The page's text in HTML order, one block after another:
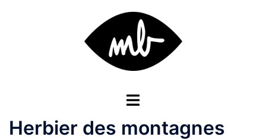
Ouvrir/fermer
menu
Herbier des montagnes